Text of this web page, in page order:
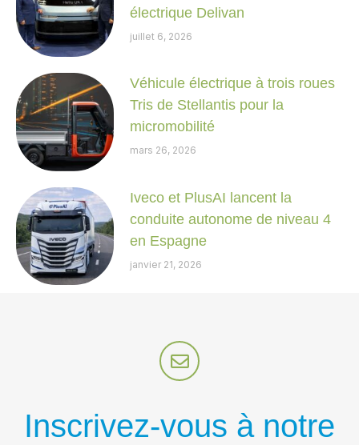
électrique Delivan
juillet 6, 2026
Véhicule électrique à trois roues
Tris de Stellantis pour la
micromobilité
mars 26, 2026
Iveco et PlusAI lancent la
conduite autonome de niveau 4
en Espagne
janvier 21, 2026
Inscrivez-vous à notre